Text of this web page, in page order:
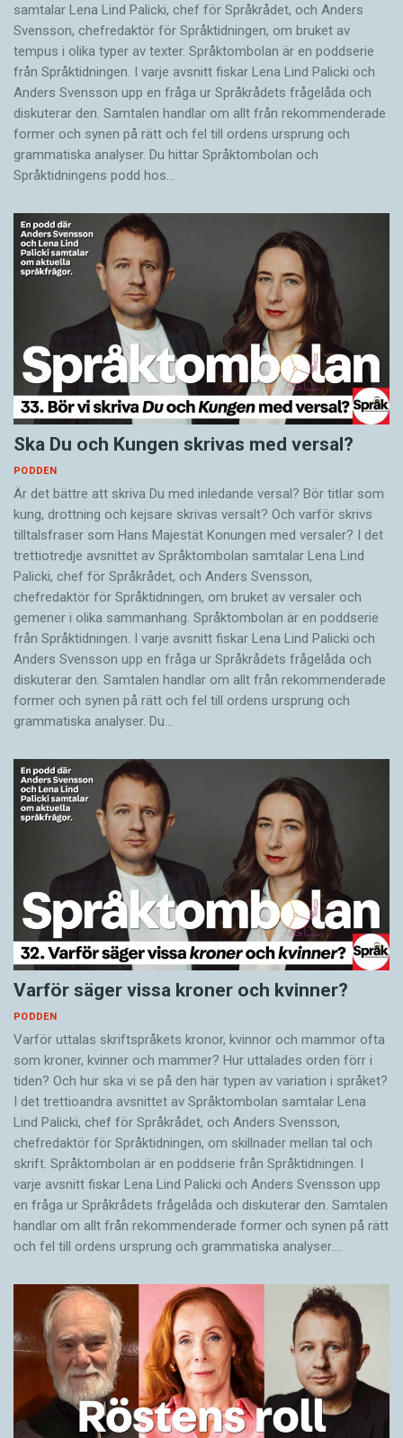
samtalar Lena Lind Palicki, chef för Språkrådet, och Anders
Svensson, chefredaktör för Språktidningen, om bruket av
tempus i olika typer av texter. Språktombolan är en poddserie
från Språktidningen. I varje avsnitt fiskar Lena Lind Palicki och
Anders Svensson upp en fråga ur Språkrådets frågelåda och
diskuterar den. Samtalen handlar om allt från rekommenderade
former och synen på rätt och fel till ordens ursprung och
grammatiska analyser. Du hittar Språktombolan och
Språktidningens podd hos…
Ska Du och Kungen skrivas med versal?
PODDEN
Är det bättre att skriva Du med inledande versal? Bör titlar som
kung, drottning och kejsare skrivas versalt? Och varför skrivs
tilltalsfraser som Hans Majestät Konungen med versaler? I det
trettiotredje avsnittet av Språktombolan samtalar Lena Lind
Palicki, chef för Språkrådet, och Anders Svensson,
chefredaktör för Språktidningen, om bruket av versaler och
gemener i olika sammanhang. Språktombolan är en poddserie
från Språktidningen. I varje avsnitt fiskar Lena Lind Palicki och
Anders Svensson upp en fråga ur Språkrådets frågelåda och
diskuterar den. Samtalen handlar om allt från rekommenderade
former och synen på rätt och fel till ordens ursprung och
grammatiska analyser. Du…
Varför säger vissa kroner och kvinner?
PODDEN
Varför uttalas skriftspråkets kronor, kvinnor och mammor ofta
som kroner, kvinner och mammer? Hur uttalades orden förr i
tiden? Och hur ska vi se på den här typen av variation i språket?
I det trettioandra avsnittet av Språktombolan samtalar Lena
Lind Palicki, chef för Språkrådet, och Anders Svensson,
chefredaktör för Språktidningen, om skillnader mellan tal och
skrift. Språktombolan är en poddserie från Språktidningen. I
varje avsnitt fiskar Lena Lind Palicki och Anders Svensson upp
en fråga ur Språkrådets frågelåda och diskuterar den. Samtalen
handlar om allt från rekommenderade former och synen på rätt
och fel till ordens ursprung och grammatiska analyser.…